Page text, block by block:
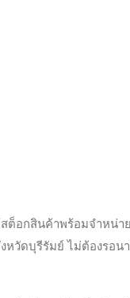
สต็อกสินค้าพร้อมจำหน่า
หวัดบุรีรัมย์ ไม่ต้องรอน